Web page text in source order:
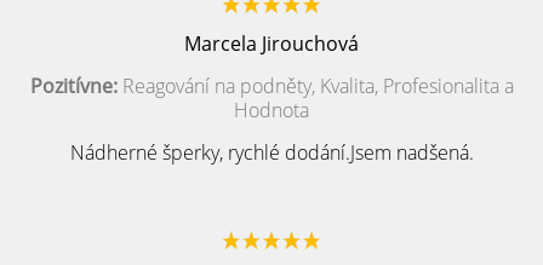
Marcela Jirouchová
Pozitívne:Reagování na podněty, Kvalita, Profesionalita a
Hodnota
Nádherné šperky, rychlé dodání.Jsem nadšená.